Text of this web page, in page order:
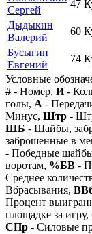
Сергей
47
Дыдыкин
Валерий
60
Бусыгин
Евгений
74
Условные
# - Номер, И-
голы, А -
Минус, Штр -
ШБ - Шайбы,
заброшенные в
- Победные
воротам, %БВ -
Среднее
Вбрасывания,
Процент
площадке за игру,
СПр - Силовые